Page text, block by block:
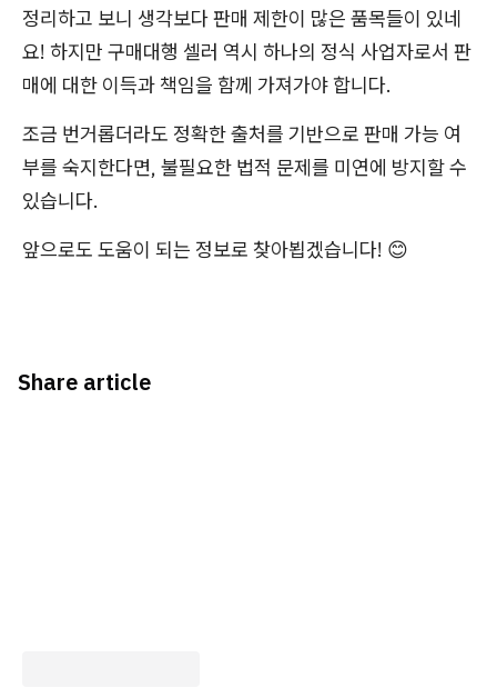
정리하고 보니 생각보다 판매 제한이 많은 품목들이 있네
요! 하지만 구매대행 셀러 역시 하나의 정식 사업자로서 판
매에 대한 이득과 책임을 함께 가져가야 합니다.
조금 번거롭더라도 정확한 출처를 기반으로 판매 가능 여
부를 숙지한다면, 불필요한 법적 문제를 미연에 방지할 수
있습니다.
앞으로도 도움이 되는 정보로 찾아뵙겠습니다! 😊
Share article